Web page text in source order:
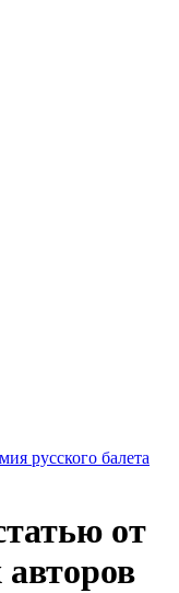
русского балета
от